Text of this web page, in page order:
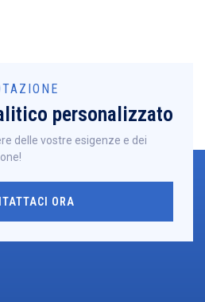
personalizzato
delle vostre esigenze e dei
ORA